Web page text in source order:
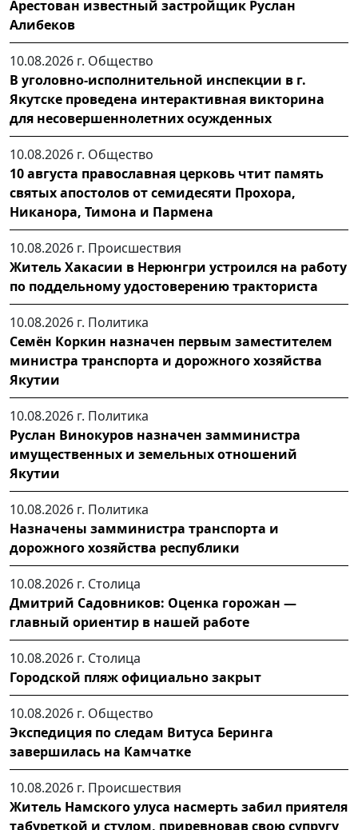
Арестован известный застройщик Руслан
Алибеков
10.08.2026 г. Общество
В уголовно-исполнительной инспекции в г.
Якутске проведена интерактивная викторина
для несовершеннолетних осужденных
10.08.2026 г. Общество
10 августа православная церковь чтит память
святых апостолов от семидесяти Прохора,
Никанора, Тимона и Пармена
10.08.2026 г. Происшествия
Житель Хакасии в Нерюнгри устроился на работу
по поддельному удостоверению тракториста
10.08.2026 г. Политика
Семён Коркин назначен первым заместителем
министра транспорта и дорожного хозяйства
Якутии
10.08.2026 г. Политика
Руслан Винокуров назначен замминистра
имущественных и земельных отношений
Якутии
10.08.2026 г. Политика
Назначены замминистра транспорта и
дорожного хозяйства республики
10.08.2026 г. Столица
Дмитрий Садовников: Оценка горожан —
главный ориентир в нашей работе
10.08.2026 г. Столица
Городской пляж официально закрыт
10.08.2026 г. Общество
Экспедиция по следам Витуса Беринга
завершилась на Камчатке
10.08.2026 г. Происшествия
Житель Намского улуса насмерть забил приятеля
табуреткой и стулом, приревновав свою супругу